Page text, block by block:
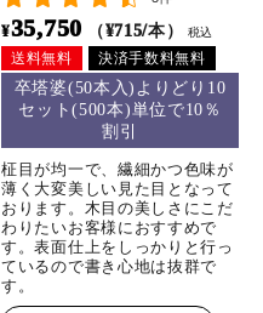
¥35,750 （¥715/本） 税込
送料無料 決済手数料無料
卒塔婆(50本入)よりどり10
セット(500本)単位で10％
割引
柾目が均一で、繊細かつ色味が
薄く大変美しい見た目となって
おります。木目の美しさにこだ
わりたいお客様におすすめで
す。表面仕上をしっかりと行っ
ているので書き心地は抜群で
す。